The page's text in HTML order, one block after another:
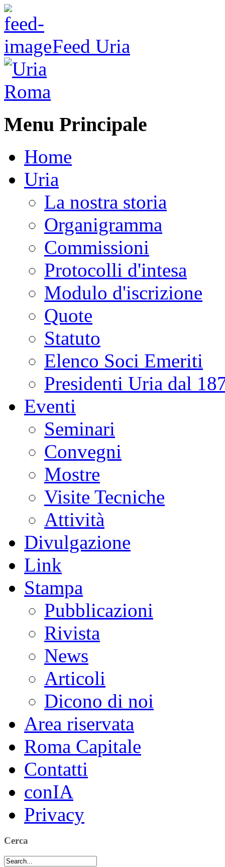
Feed Uria
Menu Principale
Home
Uria
La nostra storia
Organigramma
Commissioni
Protocolli d'intesa
Modulo d'iscrizione
Quote
Statuto
Elenco Soci Emeriti
Presidenti Uria dal
Eventi
Seminari
Convegni
Mostre
Visite Tecniche
Attività
Divulgazione
Link
Stampa
Pubblicazioni
Rivista
News
Articoli
Dicono di noi
Area riservata
Roma Capitale
Contatti
conIA
Privacy
Cerca